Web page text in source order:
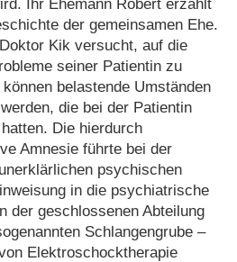
Ihr Ehemann Robert erzählt
der gemeinsamen Ehe.
Kik versucht, auf die
seiner Patientin zu
belastende Umständen
die bei der Patientin
Die hierdurch
Amnesie führte bei der
psychischen
in die psychiatrische
der geschlossenen Abteilung
Schlangengrube –
Elektroschocktherapie